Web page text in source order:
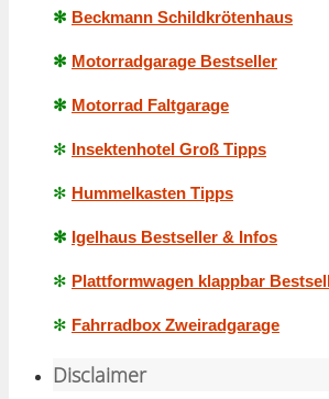
✻ Beckmann Schildkrötenhaus
✻ Motorradgarage Bestseller
✻ Motorrad Faltgarage
✻ Insektenhotel Groß Tipps
✻ Hummelkasten Tipps
✻ Igelhaus Bestseller & Infos
✻ Plattformwagen klappbar
✻ Fahrradbox Zweiradgarage
Disclaimer